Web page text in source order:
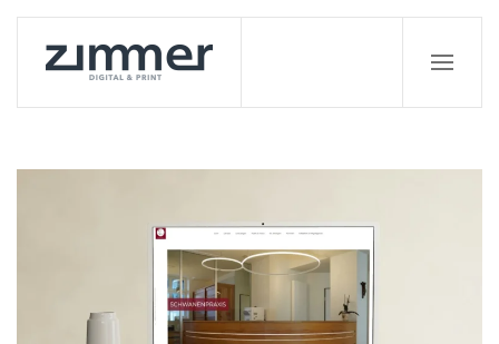
Zum Hauptinhalt springen